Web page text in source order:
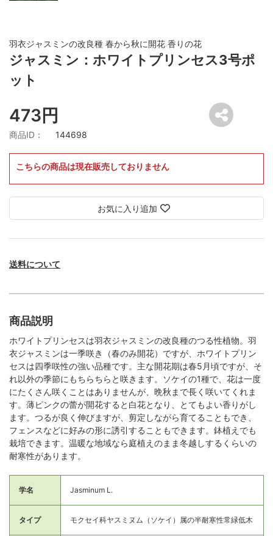
羽衣ジャスミンの改良種 春から秋に開花 香りの花
ジャスミン：ホワイトプリンセス3号ポ
ット
473円
商品ID： 144698
こちらの商品は現在販売しておりません
お気に入り追加
送料について
商品説明
ホワイトプリンセスは羽衣ジャスミンの改良種のつる性植物。羽
衣ジャスミンは一季咲き（春のみ開花）ですが、ホワイトプリン
セスは四季咲性の強い品種です。主な開花期は春5月頃ですが、そ
れ以外の季節にもちらちらと咲きます。ソケイの1種で、花は一度
にたくさん咲くことはありませんが、晩秋まで長く咲いてくれま
す。薄ピンクの蕾が開花すると白花となり、とてもよい香りがし
ます。つるが良く伸びますが、剪定しながら育てることもでき、
フェンスなどに好みの形に誘引することもできます。鉢植えでも
栽培できます。温暖な地域なら庭植えのまま冬越しするくらいの
耐寒性があります。
学名 Jasminum L.
タイプ モクセイ科ヤスミヌム（ソケイ）属の半耐寒性常緑低木